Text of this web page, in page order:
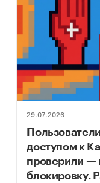
29.07.2026
доступом к
проверили —
блокировку.